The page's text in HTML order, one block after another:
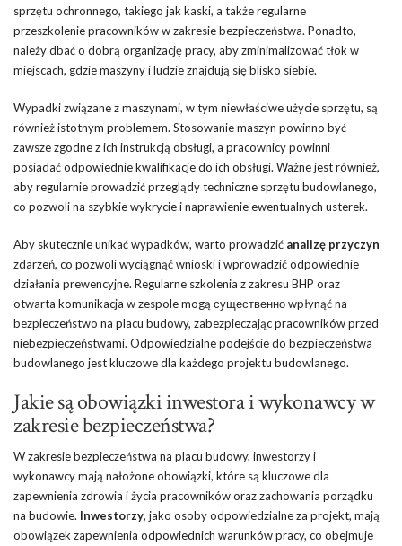
sprzętu ochronnego, takiego jak kaski, a także regularne
przeszkolenie pracowników w zakresie bezpieczeństwa. Ponadto,
należy dbać o dobrą organizację pracy, aby zminimalizować tłok w
miejscach, gdzie maszyny i ludzie znajdują się blisko siebie.
Wypadki związane z maszynami, w tym niewłaściwe użycie sprzętu, są
również istotnym problemem. Stosowanie maszyn powinno być
zawsze zgodne z ich instrukcją obsługi, a pracownicy powinni
posiadać odpowiednie kwalifikacje do ich obsługi. Ważne jest również,
aby regularnie prowadzić przeglądy techniczne sprzętu budowlanego,
co pozwoli na szybkie wykrycie i naprawienie ewentualnych usterek.
Aby skutecznie unikać wypadków, warto prowadzić analizę przyczyn
zdarzeń, co pozwoli wyciągnąć wnioski i wprowadzić odpowiednie
działania prewencyjne. Regularne szkolenia z zakresu BHP oraz
otwarta komunikacja w zespole mogą существенно wpłynąć na
bezpieczeństwo na placu budowy, zabezpieczając pracowników przed
niebezpieczeństwami. Odpowiedzialne podejście do bezpieczeństwa
budowlanego jest kluczowe dla każdego projektu budowlanego.
Jakie są obowiązki inwestora i wykonawcy w
zakresie bezpieczeństwa?
W zakresie bezpieczeństwa na placu budowy, inwestorzy i
wykonawcy mają nałożone obowiązki, które są kluczowe dla
zapewnienia zdrowia i życia pracowników oraz zachowania porządku
na budowie. Inwestorzy, jako osoby odpowiedzialne za projekt, mają
obowiązek zapewnienia odpowiednich warunków pracy, co obejmuje